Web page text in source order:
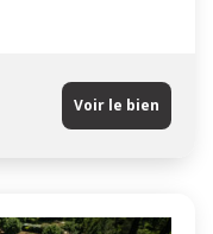
Voir le bien